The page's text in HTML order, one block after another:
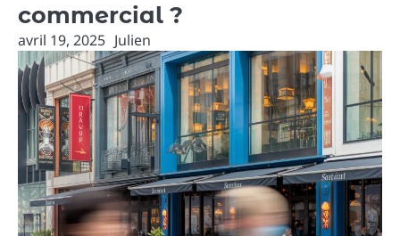
commercial ?
avril 19, 2025 Julien